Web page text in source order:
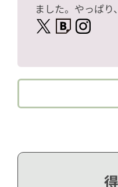
ました。やっぱり